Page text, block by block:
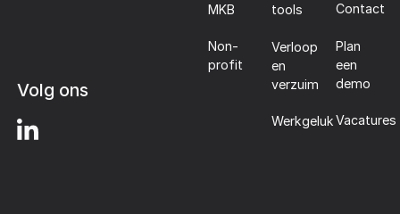
Volg ons
MKB
Non-
profit
tools
Verloop
en
verzuim
Werkgeluk
Contact
Plan
een
demo
Vacatures